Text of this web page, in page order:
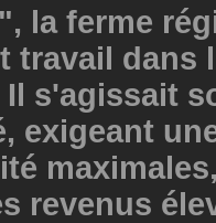
la ferme
travail dans
s'agissait
exigeant
revenus